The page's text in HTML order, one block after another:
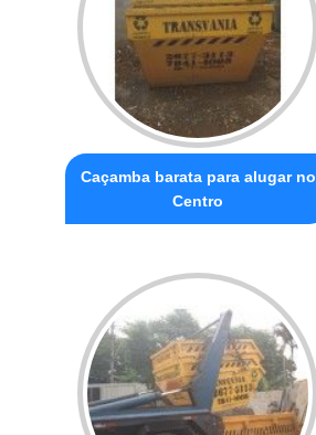
Caçamba barata para alugar no
Centro